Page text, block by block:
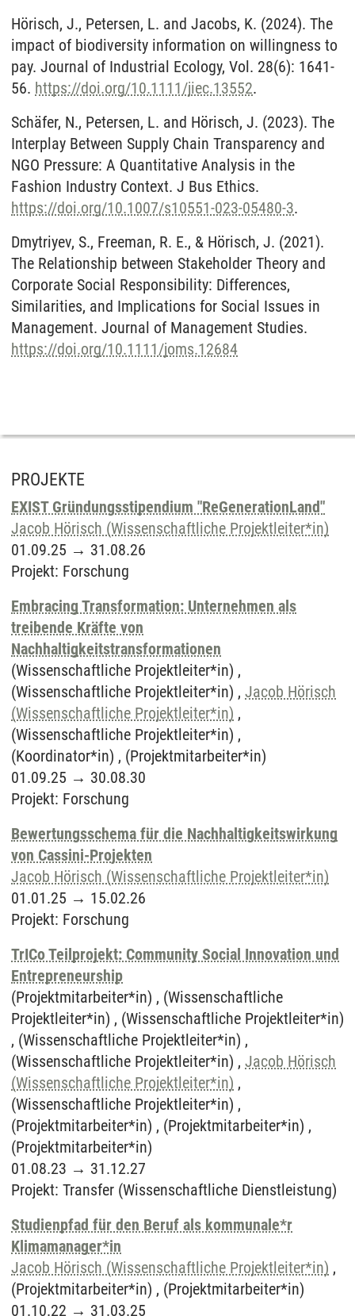
Hörisch, J., Petersen, L. and Jacobs, K. (2024). The
impact of biodiversity information on willingness to
pay. Journal of Industrial Ecology, Vol. 28(6): 1641-
56. https://doi.org/10.1111/jiec.13552.
Schäfer, N., Petersen, L. and Hörisch, J. (2023). The
Interplay Between Supply Chain Transparency and
NGO Pressure: A Quantitative Analysis in the
Fashion Industry Context. J Bus Ethics.
https://doi.org/10.1007/s10551-023-05480-3.
Dmytriyev, S., Freeman, R. E., & Hörisch, J. (2021).
The Relationship between Stakeholder Theory and
Corporate Social Responsibility: Differences,
Similarities, and Implications for Social Issues in
Management. Journal of Management Studies.
https://doi.org/10.1111/joms.12684
PROJEKTE
EXIST Gründungsstipendium "ReGenerationLand"
Jacob Hörisch (Wissenschaftliche Projektleiter*in)
01.09.25 → 31.08.26
Projekt: Forschung
Embracing Transformation: Unternehmen als
treibende Kräfte von
Nachhaltigkeitstransformationen
(Wissenschaftliche Projektleiter*in) ,
(Wissenschaftliche Projektleiter*in) , Jacob Hörisch
(Wissenschaftliche Projektleiter*in) ,
(Wissenschaftliche Projektleiter*in) ,
(Koordinator*in) , (Projektmitarbeiter*in)
01.09.25 → 30.08.30
Projekt: Forschung
Bewertungsschema für die Nachhaltigkeitswirkung
von Cassini-Projekten
Jacob Hörisch (Wissenschaftliche Projektleiter*in)
01.01.25 → 15.02.26
Projekt: Forschung
TrICo Teilprojekt: Community Social Innovation und
Entrepreneurship
(Projektmitarbeiter*in) , (Wissenschaftliche
Projektleiter*in) , (Wissenschaftliche Projektleiter*in)
, (Wissenschaftliche Projektleiter*in) ,
(Wissenschaftliche Projektleiter*in) , Jacob Hörisch
(Wissenschaftliche Projektleiter*in) ,
(Wissenschaftliche Projektleiter*in) ,
(Projektmitarbeiter*in) , (Projektmitarbeiter*in) ,
(Projektmitarbeiter*in)
01.08.23 → 31.12.27
Projekt: Transfer (Wissenschaftliche Dienstleistung)
Studienpfad für den Beruf als kommunale*r
Klimamanager*in
Jacob Hörisch (Wissenschaftliche Projektleiter*in) ,
(Projektmitarbeiter*in) , (Projektmitarbeiter*in)
01.10.22 → 31.03.25